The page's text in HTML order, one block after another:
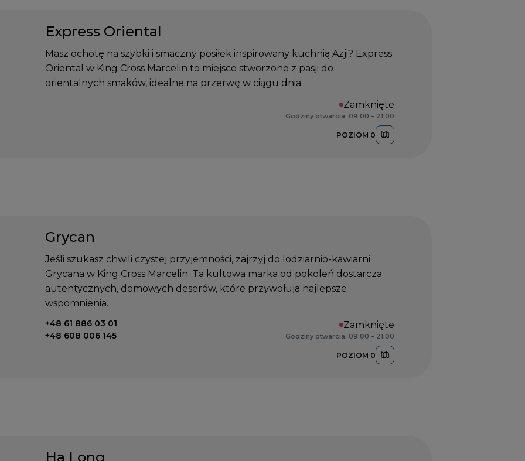
Express Oriental
Masz ochotę na szybki i smaczny posiłek inspirowany kuchnią Azji? Express
Oriental w King Cross Marcelin to miejsce stworzone z pasji do
orientalnych smaków, idealne na przerwę w ciągu dnia.
Zamknięte
Godziny otwarcia: 09:00 – 21:00
POZIOM 0
Grycan
Jeśli szukasz chwili czystej przyjemności, zajrzyj do lodziarnio-kawiarni
Grycana w King Cross Marcelin. Ta kultowa marka od pokoleń dostarcza
autentycznych, domowych deserów, które przywołują najlepsze
wspomnienia.
Telefon kontaktowy:
+48 61 886 03 01
+48 608 006 145
Zamknięte
Godziny otwarcia: 09:00 – 21:00
POZIOM 0
Ha Long